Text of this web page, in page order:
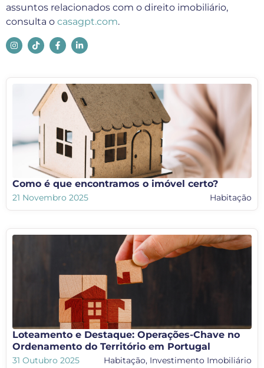
assuntos relacionados com o direito imobiliário,
consulta o casagpt.com.
Como é que encontramos o imóvel certo?
21 Novembro 2025 Habitação
Loteamento e Destaque: Operações-Chave no
Ordenamento do Território em Portugal
31 Outubro 2025 Habitação, Investimento Imobiliário